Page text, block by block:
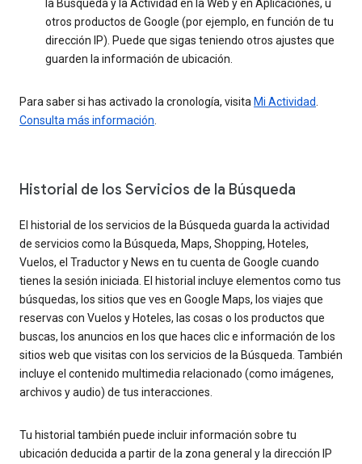
la Búsqueda y la Actividad en la Web y en Aplicaciones, u
otros productos de Google (por ejemplo, en función de tu
dirección IP). Puede que sigas teniendo otros ajustes que
guarden la información de ubicación.
Para saber si has activado la cronología, visita Mi Actividad.
Consulta más información.
Historial de los Servicios de la Búsqueda
El historial de los servicios de la Búsqueda guarda la actividad
de servicios como la Búsqueda, Maps, Shopping, Hoteles,
Vuelos, el Traductor y News en tu cuenta de Google cuando
tienes la sesión iniciada. El historial incluye elementos como tus
búsquedas, los sitios que ves en Google Maps, los viajes que
reservas con Vuelos y Hoteles, las cosas o los productos que
buscas, los anuncios en los que haces clic e información de los
sitios web que visitas con los servicios de la Búsqueda. También
incluye el contenido multimedia relacionado (como imágenes,
archivos y audio) de tus interacciones.
Tu historial también puede incluir información sobre tu
ubicación deducida a partir de la zona general y la dirección IP